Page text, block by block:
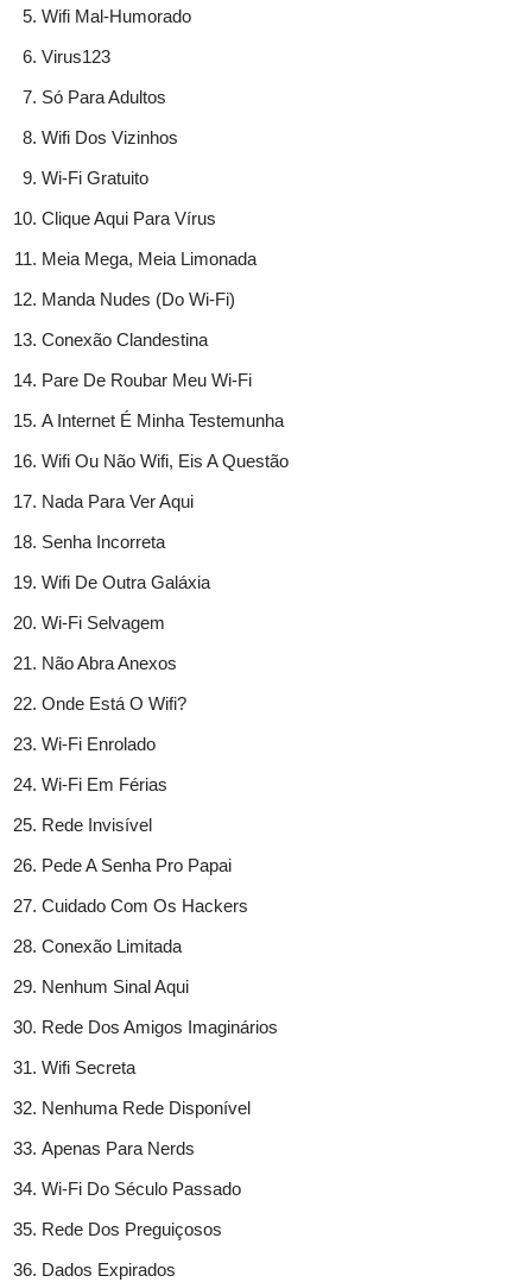
Wifi Mal-Humorado
Virus123
Só Para Adultos
Wifi Dos Vizinhos
Wi-Fi Gratuito
Clique Aqui Para Vírus
Meia Mega, Meia Limonada
Manda Nudes (Do Wi-Fi)
Conexão Clandestina
Pare De Roubar Meu Wi-Fi
A Internet É Minha Testemunha
Wifi Ou Não Wifi, Eis A Questão
Nada Para Ver Aqui
Senha Incorreta
Wifi De Outra Galáxia
Wi-Fi Selvagem
Não Abra Anexos
Onde Está O Wifi?
Wi-Fi Enrolado
Wi-Fi Em Férias
Rede Invisível
Pede A Senha Pro Papai
Cuidado Com Os Hackers
Conexão Limitada
Nenhum Sinal Aqui
Rede Dos Amigos Imaginários
Wifi Secreta
Nenhuma Rede Disponível
Apenas Para Nerds
Wi-Fi Do Século Passado
Rede Dos Preguiçosos
Dados Expirados